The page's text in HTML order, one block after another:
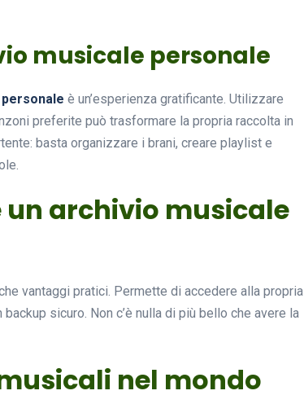
musicale personale
è un’esperienza gratificante. Utilizzare
preferite può trasformare la propria raccolta in
basta organizzare i brani, creare playlist e
archivio musicale
vantaggi pratici. Permette di accedere alla propria
sicuro. Non c’è nulla di più bello che avere la
nel mondo